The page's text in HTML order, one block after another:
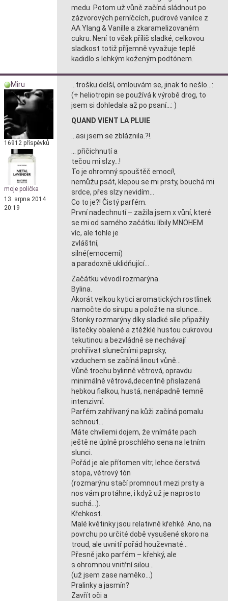
medu. Potom už vůně začíná sládnout po
zázvorových perníčcích, pudrové vanilce z
AA Ylang & Vanille a zkaramelizovaném
cukru. Není to však příliš sladké, celkovou
sladkost totiž příjemně vyvažuje teplé
kadidlo s lehkým koženým podtónem.
Miru
16912 příspěvků
moje polička
13. srpna 2014
20:19
…trošku delší, omlouvám se, jinak to nešlo…:
(+ heliotropin se používá k výrobě drog, to
jsem si dohledala až po psaní…: )
QUAND VIENT LA PLUIE
…asi jsem se zbláznila.?!.
… přičichnutí a
tečou mi slzy…!
To je ohromný spouštěč emocí!,
nemůžu psát, klepou se mi prsty, bouchá mi
srdce, přes slzy nevidím…
Co to je?! Čistý parfém.
První nadechnutí – zažila jsem x vůní, které
se mi od samého začátku líbily MNOHEM
víc, ale tohle je
zvláštní,
silné(emocemi)
a paradoxně uklidňující…
Začátku vévodí rozmarýna.
Bylina.
Akorát velkou kytici aromatických rostlinek
namočte do sirupu a položte na slunce…
Stonky rozmarýny díky sladké síle připažily
lístečky obalené a ztěžklé hustou cukrovou
tekutinou a bezvládně se nechávají
prohřívat slunečními paprsky,
vzduchem se začíná linout vůně…
Vůně trochu bylinně větrová, opravdu
minimálně větrová,decentně přislazená
hebkou fialkou, hustá, nenápadně temně
intenzivní.
Parfém zahřívaný na kůži začíná pomalu
schnout…
Máte chvílemi dojem, že vnímáte pach
ještě ne úplně proschlého sena na letním
slunci.
Pořád je ale přítomen vítr, lehce čerstvá
stopa, větrový tón
(rozmarýnu stačí promnout mezi prsty a
nos vám protáhne, i když už je naprosto
suchá…).
Křehkost.
Malé květinky jsou relativně křehké. Ano, na
povrchu po určité době vysušené skoro na
troud, ale uvnitř pořád houževnaté…
Přesně jako parfém – křehký, ale
s ohromnou vnitřní silou…
(už jsem zase naměko…)
Pralinky a jasmín?
Zavřít oči a